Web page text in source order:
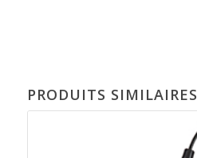
PRODUITS SIMILAIRES